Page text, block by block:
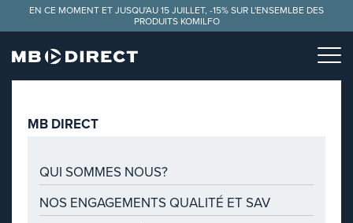
Panneau de gestion des cookies
EN CE MOMENT ET JUSQU'AU 15 JUILLET, -15% SUR L'ENSEMLBE DES
PRODUITS KOMILFO
MB DIRECT
QUI SOMMES NOUS?
NOS ENGAGEMENTS QUALITÉ ET SAV